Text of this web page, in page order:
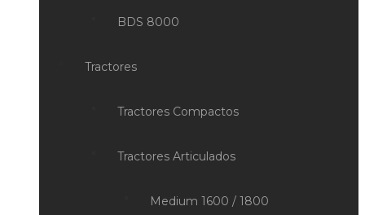
BDS 8000
Tractores
Tractores Compactos
Tractores Articulados
Medium 1600 / 1800